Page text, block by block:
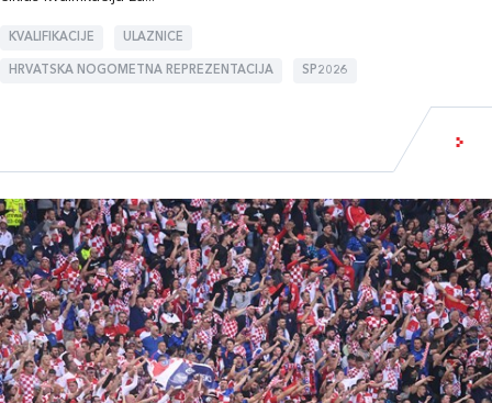
KVALIFIKACIJE ULAZNICE
HRVATSKA NOGOMETNA REPREZENTACIJA SP2026